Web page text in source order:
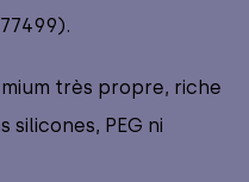
très propre, riche
PEG ni